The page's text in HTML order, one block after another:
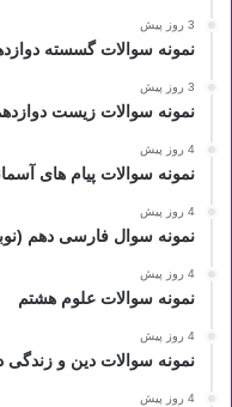
3 روز پیش
نمونه سوالات گسسته
3 روز پیش
نمونه سوالات زیست
4 روز پیش
نمونه سوالات پیام های
4 روز پیش
نمونه سوال فارسی دهم
4 روز پیش
نمونه سوالات علوم هشتم
4 روز پیش
نمونه سوالات دین و زندگی
4 روز پیش